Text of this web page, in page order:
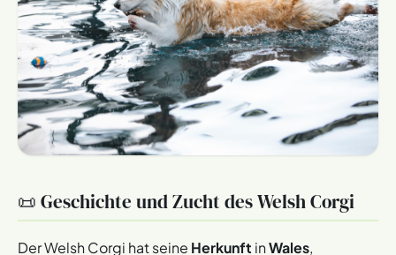
📜 Geschichte und Zucht des Welsh Corgi
Der Welsh Corgi hat seine Herkunft inWales,